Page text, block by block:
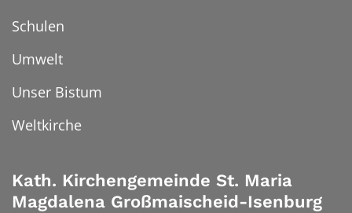
Schulen
Umwelt
Unser Bistum
Weltkirche
Kath. Kirchengemeinde St. Maria
Magdalena Großmaischeid-Isenburg